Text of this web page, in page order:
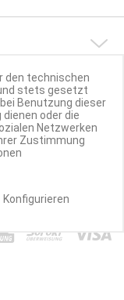
den technischen
stets gesetzt
Benutzung dieser
oder die
Netzwerken
Zustimmung
Konfigurieren